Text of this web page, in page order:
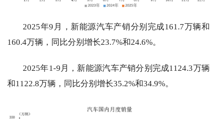
2025年9月，新能源汽车产销分别完成161.7万辆和
160.4万辆，同比分别增长23.7%和24.6%。
2025年1-9月，新能源汽车产销分别完成1124.3万辆
和1122.8万辆，同比分别增长35.2%和34.9%。